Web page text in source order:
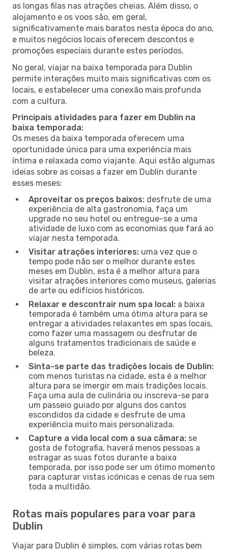
as longas filas nas atrações cheias. Além disso, o
alojamento e os voos são, em geral,
significativamente mais baratos nesta época do ano,
e muitos negócios locais oferecem descontos e
promoções especiais durante estes períodos.
No geral, viajar na baixa temporada para Dublin
permite interações muito mais significativas com os
locais, e estabelecer uma conexão mais profunda
com a cultura.
Principais atividades para fazer em Dublin na
baixa temporada:
Os meses da baixa temporada oferecem uma
oportunidade única para uma experiência mais
íntima e relaxada como viajante. Aqui estão algumas
ideias sobre as coisas a fazer em Dublin durante
esses meses:
Aproveitar os preços baixos: desfrute de uma
experiência de alta gastronomia, faça um
upgrade no seu hotel ou entregue-se a uma
atividade de luxo com as economias que fará ao
viajar nesta temporada.
Visitar atrações interiores: uma vez que o
tempo pode não ser o melhor durante estes
meses em Dublin, esta é a melhor altura para
visitar atrações interiores como museus, galerias
de arte ou edifícios históricos.
Relaxar e descontrair num spa local: a baixa
temporada é também uma ótima altura para se
entregar a atividades relaxantes em spas locais,
como fazer uma massagem ou desfrutar de
alguns tratamentos tradicionais de saúde e
beleza.
Sinta-se parte das tradições locais de Dublin:
com menos turistas na cidade, esta é a melhor
altura para se imergir em mais tradições locais.
Faça uma aula de culinária ou inscreva-se para
um passeio guiado por alguns dos cantos
escondidos da cidade e desfrute de uma
experiência muito mais personalizada.
Capture a vida local com a sua câmara: se
gosta de fotografia, haverá menos pessoas a
estragar as suas fotos durante a baixa
temporada, por isso pode ser um ótimo momento
para capturar vistas icónicas e cenas de rua sem
toda a multidão.
Rotas mais populares para voar para
Dublin
Viajar para Dublin é simples, com várias rotas bem